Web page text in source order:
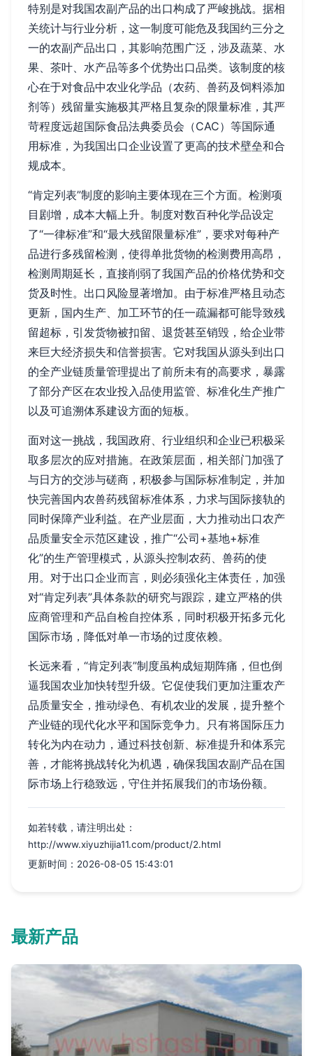
特别是对我国农副产品的出口构成了严峻挑战。据相
关统计与行业分析，这一制度可能危及我国约三分之
一的农副产品出口，其影响范围广泛，涉及蔬菜、水
果、茶叶、水产品等多个优势出口品类。该制度的核
心在于对食品中农业化学品（农药、兽药及饲料添加
剂等）残留量实施极其严格且复杂的限量标准，其严
苛程度远超国际食品法典委员会（CAC）等国际通
用标准，为我国出口企业设置了更高的技术壁垒和合
规成本。
“肯定列表”制度的影响主要体现在三个方面。检测项
目剧增，成本大幅上升。制度对数百种化学品设定
了“一律标准”和“最大残留限量标准”，要求对每种产
品进行多残留检测，使得单批货物的检测费用高昂，
检测周期延长，直接削弱了我国产品的价格优势和交
货及时性。出口风险显著增加。由于标准严格且动态
更新，国内生产、加工环节的任一疏漏都可能导致残
留超标，引发货物被扣留、退货甚至销毁，给企业带
来巨大经济损失和信誉损害。它对我国从源头到出口
的全产业链质量管理提出了前所未有的高要求，暴露
了部分产区在农业投入品使用监管、标准化生产推广
以及可追溯体系建设方面的短板。
面对这一挑战，我国政府、行业组织和企业已积极采
取多层次的应对措施。在政策层面，相关部门加强了
与日方的交涉与磋商，积极参与国际标准制定，并加
快完善国内农兽药残留标准体系，力求与国际接轨的
同时保障产业利益。在产业层面，大力推动出口农产
品质量安全示范区建设，推广“公司+基地+标准
化”的生产管理模式，从源头控制农药、兽药的使
用。对于出口企业而言，则必须强化主体责任，加强
对“肯定列表”具体条款的研究与跟踪，建立严格的供
应商管理和产品自检自控体系，同时积极开拓多元化
国际市场，降低对单一市场的过度依赖。
长远来看，“肯定列表”制度虽构成短期阵痛，但也倒
逼我国农业加快转型升级。它促使我们更加注重农产
品质量安全，推动绿色、有机农业的发展，提升整个
产业链的现代化水平和国际竞争力。只有将国际压力
转化为内在动力，通过科技创新、标准提升和体系完
善，才能将挑战转化为机遇，确保我国农副产品在国
际市场上行稳致远，守住并拓展我们的市场份额。
如若转载，请注明出处：
http://www.xiyuzhijia11.com/product/2.html
更新时间：2026-08-05 15:43:01
最新产品